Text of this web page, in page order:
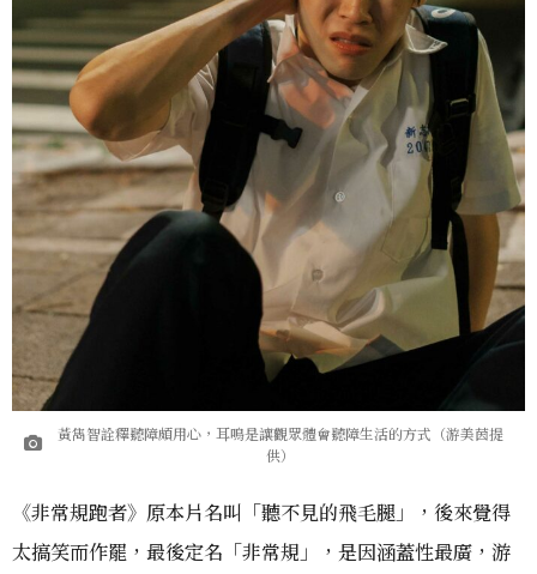
黃雋智詮釋聽障頗用心，耳鳴是讓觀眾體會聽障生活的方式（游美茵提
供）
《非常規跑者》原本片名叫「聽不見的飛毛腿」，後來覺得
太搞笑而作罷，最後定名「非常規」，是因涵蓋性最廣，游